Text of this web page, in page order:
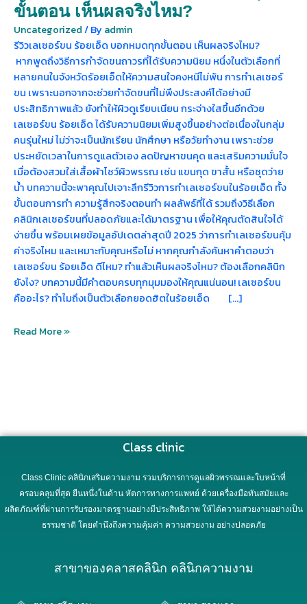
ขั้นตอน เห็นผลจริงไหม?
Uncategorized/ By admin
รีวิวเลเซอร์ขน ร้อยเอ็ด บอกหมดทุกขั้นตอน เห็นผลจริงไหม?
หากพูดถึงวิธีการกำจัดขนถาวรที่ได้รับความนิยม หนึ่งในตัวเลือกที่
หลายคนในจังหวัดร้อยเอ็ดให้ความสนใจคงหนีไม่พ้น การทำเลเซอร์
ขน เพราะนอกจากจะช่วยกำจัดขนที่ไม่พึงประสงค์ได้อย่างมี
ประสิทธิภาพแล้ว ยังทำให้ผิวดูเรียบเนียน กระจ่างใสขึ้นอีกด้วย
เลเซอร์ขน ร้อยเอ็ด ได้รับความนิยมเพิ่มสูงขึ้นอย่างต่อเนื่องในกลุ่ม
คนรุ่นใหม่ ไม่ว่าจะเป็นนักเรียน นักศึกษา หรือวัยทำงาน เพราะช่วย
ประหยัดเวลาในการดูแลตัวเอง ลดปัญหาขนคุด และเสริมความมั่นใจ
เมื่อต้องสวมใส่เสื้อผ้าโชว์ผิวพรรณ เช่น แขนกุด ขาสั้น หรือชุดว่าย
น้ำ บทความนี้จะพาคุณไปเจาะลึกรีวิวการทำเลเซอร์ขนในร้อยเอ็ด ทั้ง
ขั้นตอนการทำ ความรู้สึกจริงตอนทำ ผลลัพธ์ที่ได้ รวมถึงวิธีเลือก
คลินิกเลเซอร์ขนที่ปลอดภัยและได้มาตรฐาน เพื่อให้คุณตัดสินใจได้
ง่ายขึ้น พร้อมเผยข้อมูลอัปเดตล่าสุดปี 2025 ว่าการทำเลเซอร์ขนคุ้ม
ค่าจริงไหม และเหมาะกับคุณหรือไม่ หากคุณกำลังค้นหาคำตอบว่า
เลเซอร์ขน ร้อยเอ็ด ดีไหม? ทำแล้วเห็นผลจริงไหม? ต้องเลือกคลินิก
ยังไง? บทความนี้มีคำตอบครบทุกมุมมองให้คุณแน่นอน! เลเซอร์ขน
คืออะไร? ทำไมถึงเป็นตัวเลือกยอดฮิตในร้อยเอ็ด […]
Read More »
Class clinic
Class Clinic คลินิกเสริมความงาม รวมบริการการดูแลผิวพรรณและใบหน้าที่
ครอบคลุมที่สุด ยืนหนึ่งในด้าน หัตการทางการแพทย์ ด้วยเครื่องมือทันสมัยและ
ผลิตภัณฑ์ที่ผ่านการรับรองมาตรฐานอย่างมีประสิทธิภาพ ให้ได้ความสวยงามอย่างเป็น
ธรรมชาติ โดยคำนึงถึงความคุ้มค่า ความสวยงาม อย่างปลอดภัย
สาขาของคลาสคลินิก คลินิกความงาม